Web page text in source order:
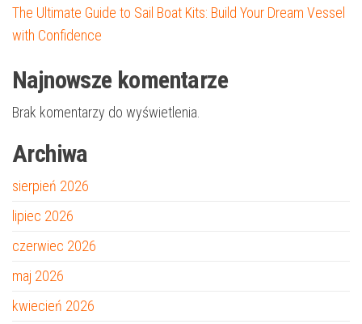
The Ultimate Guide to Sail Boat Kits: Build Your Dream Vessel
with Confidence
Najnowsze komentarze
Brak komentarzy do wyświetlenia.
Archiwa
sierpień 2026
lipiec 2026
czerwiec 2026
maj 2026
kwiecień 2026